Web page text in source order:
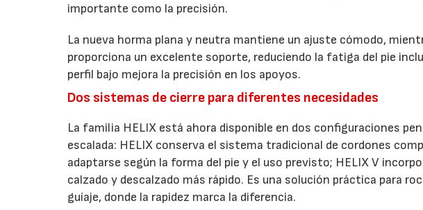
importante como la precisión.
La nueva horma plana y neutra mantiene un ajuste cómodo,
proporciona un excelente soporte, reduciendo la fatiga del pie
perfil bajo mejora la precisión en los apoyos.
Dos sistemas de cierre para diferentes necesidades
La familia HELIX está ahora disponible en dos configuraciones
escalada: HELIX conserva el sistema tradicional de cordones
adaptarse según la forma del pie y el uso previsto; HELIX V
calzado y descalzado más rápido. Es una solución práctica para
guíaje, donde la rapidez marca la diferencia.